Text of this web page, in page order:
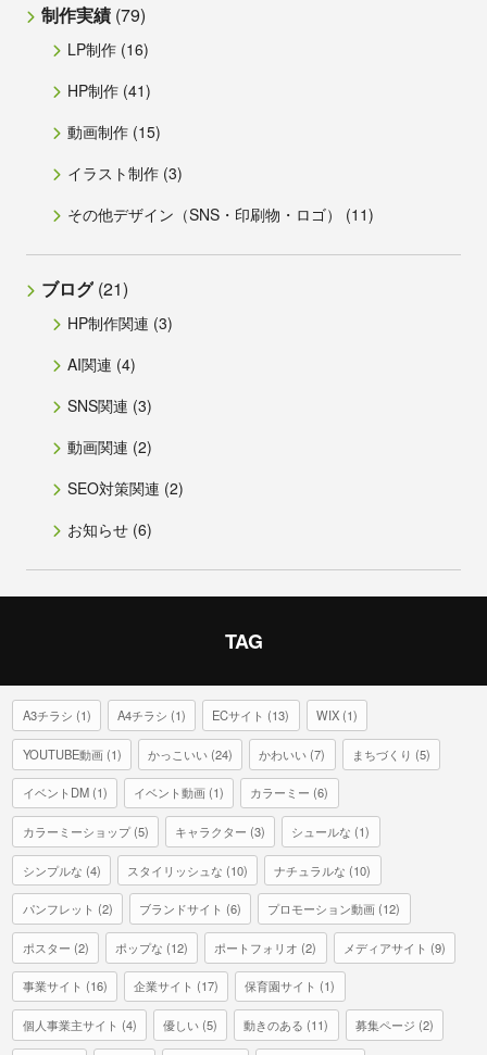
制作実績 (79)
LP制作 (16)
HP制作 (41)
動画制作 (15)
イラスト制作 (3)
その他デザイン（SNS・印刷物・ロゴ）
(11)
ブログ (21)
HP制作関連 (3)
AI関連 (4)
SNS関連 (3)
動画関連 (2)
SEO対策関連 (2)
お知らせ (6)
TAG
A3チラシ (1) A4チラシ (1) ECサイト (13) WIX(1)
YOUTUBE動画(1) かっこいい (24) かわいい (7) まちづくり (5)
イベントDM(1) イベント動画 (1) カラーミー (6)
カラーミーショップ(5) キャラクター (3) シュールな (1)
シンプルな (4) スタイリッシュな (10) ナチュラルな (10)
パンフレット (2) ブランドサイト (6) プロモーション動画 (12)
ポスター (2) ポップな (12) ポートフォリオ (2) メディアサイト (9)
事業サイト (16) 企業サイト (17) 保育園サイト (1)
個人事業主サイト (4) 優しい (5) 動きのある (11) 募集ページ (2)